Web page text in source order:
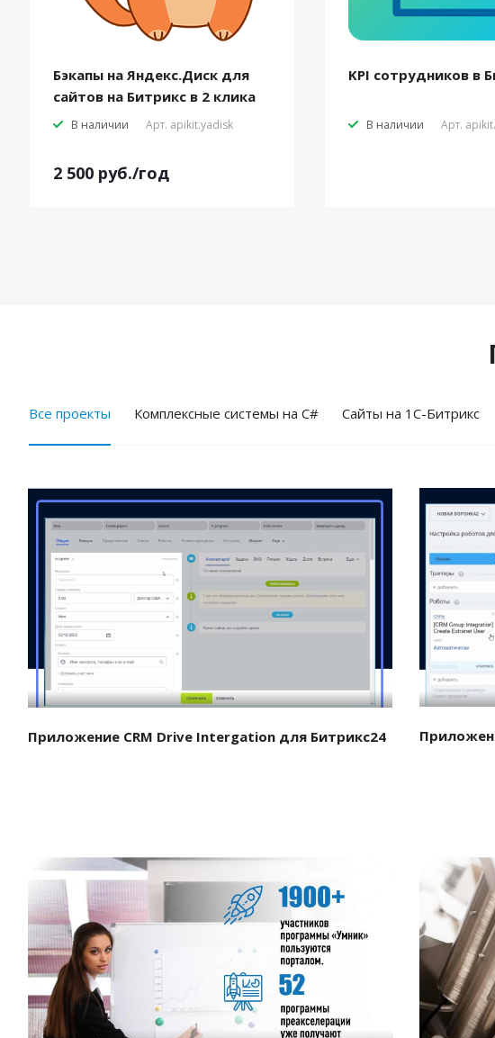
Бэкапы на Яндекс.Диск для
сайтов на Битрикс в 2 клика
В наличии Арт. apikit.yadisk
2 500 руб./год
KPI сотрудников в
В наличии Арт.
Все проекты Комплексные системы на C# Cайты на 1С-Битрикс
Смотреть проект
Приложение CRM Drive Intergation для Битрикс24
Смотреть проект